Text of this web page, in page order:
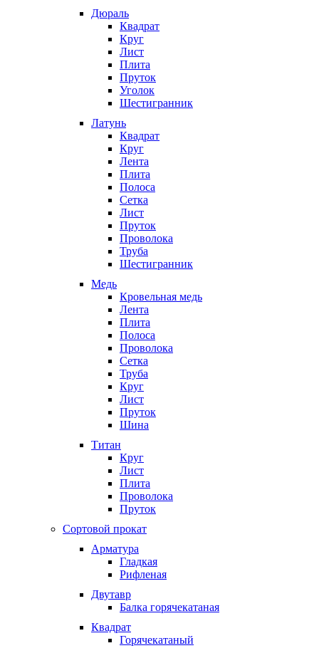
Дюраль
Квадрат
Круг
Лист
Плита
Пруток
Уголок
Шестигранник
Латунь
Квадрат
Круг
Лента
Плита
Полоса
Сетка
Лист
Пруток
Проволока
Труба
Шестигранник
Медь
Кровельная медь
Лента
Плита
Полоса
Проволока
Сетка
Труба
Круг
Лист
Пруток
Шина
Титан
Круг
Лист
Плита
Проволока
Пруток
Сортовой прокат
Арматура
Гладкая
Рифленая
Двутавр
Балка горячекатаная
Квадрат
Горячекатаный